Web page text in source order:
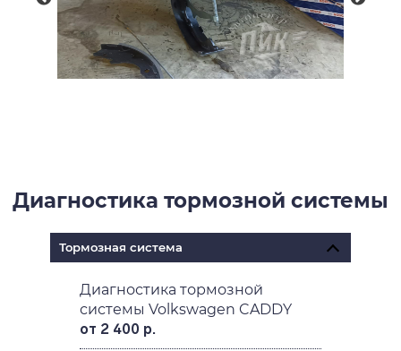
Диагностика тормозной системы
Тормозная система
Диагностика тормозной
системы Volkswagen CADDY
от 2 400 р.